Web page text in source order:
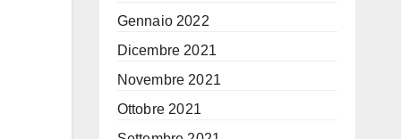
Gennaio 2022
Dicembre 2021
Novembre 2021
Ottobre 2021